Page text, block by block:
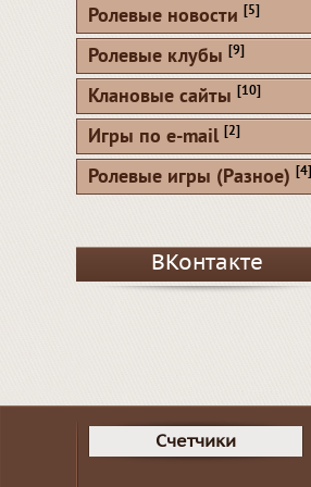
Ролевые новости [5]
Ролевые клубы [9]
Клановые сайты [10]
Игры по e-mail [2]
Ролевые игры (Разное) [4]
ВКонтакте
Счетчики